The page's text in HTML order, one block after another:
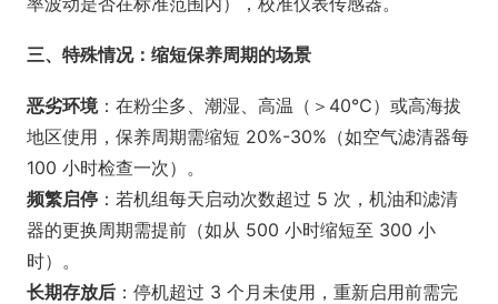
三、特殊情况：缩短保养周期的场景
恶劣环境：在粉尘多、潮湿、高温（＞40℃）或高海拔
地区使用，保养周期需缩短 20%-30%（如空气滤清器每
100 小时检查一次）。
频繁启停 ：若机组每天启动次数超过 5 次，机油和滤清
器的更换周期需提前（如从 500 小时缩短至 300 小
时）。
长期存放后 ：停机超过 3 个月未使用，重新启用前需完